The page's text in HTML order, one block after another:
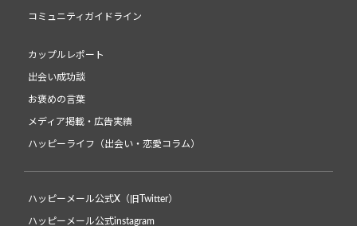
コミュニティガイドライン
カップルレポート
出会い成功談
お褒めの言葉
メディア掲載・広告実績
ハッピーライフ（出会い・恋愛コラム）
ハッピーメール公式X（旧Twitter）
ハッピーメール公式instagram